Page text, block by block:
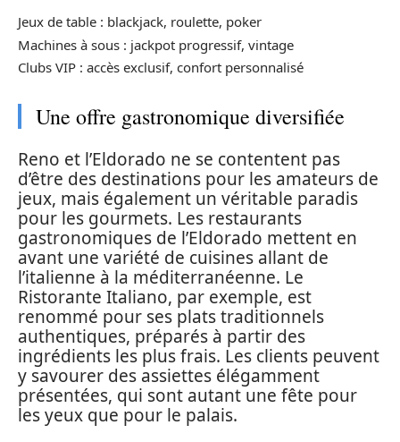
Jeux de table : blackjack, roulette, poker
Machines à sous : jackpot progressif, vintage
Clubs VIP : accès exclusif, confort personnalisé
Une offre gastronomique diversifiée
Reno et l’Eldorado ne se contentent pas
d’être des destinations pour les amateurs de
jeux, mais également un véritable paradis
pour les gourmets. Les restaurants
gastronomiques de l’Eldorado mettent en
avant une variété de cuisines allant de
l’italienne à la méditerranéenne. Le
Ristorante Italiano, par exemple, est
renommé pour ses plats traditionnels
authentiques, préparés à partir des
ingrédients les plus frais. Les clients peuvent
y savourer des assiettes élégamment
présentées, qui sont autant une fête pour
les yeux que pour le palais.